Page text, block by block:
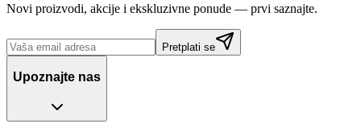
Novi proizvodi, akcije i ekskluzivne ponude — prvi saznajte.
Pretplati se
Upoznajte nas